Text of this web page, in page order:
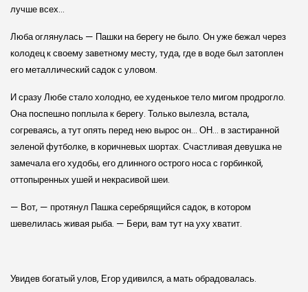
лучше всех…
Люба оглянулась — Пашки на берегу не было. Он уже бежал через
колодец к своему заветному месту, туда, где в воде был затоплен
его металлический садок с уловом.
И сразу Любе стало холодно, ее худенькое тело мигом продрогло.
Она поспешно поплыла к берегу. Только вылезла, встала,
согреваясь, а тут опять перед нею вырос он… ОН… в застиранной
зеленой футболке, в коричневых шортах. Счастливая девушка не
замечала его худобы, его длинного острого носа с горбинкой,
оттопыренных ушей и некрасивой шеи.
— Вот, — протянул Пашка серебрящийся садок, в котором
шевелилась живая рыба. — Бери, вам тут на уху хватит.
Увидев богатый улов, Егор удивился, а мать обрадовалась.